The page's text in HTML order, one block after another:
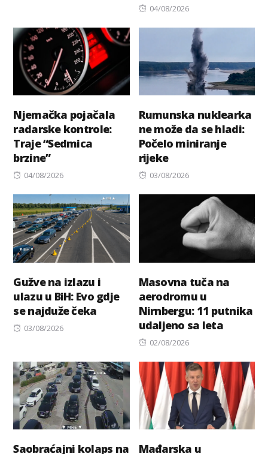
Posted
04/08/2026
Njemačka pojačala
radarske kontrole:
Traje “Sedmica
brzine”
Posted
04/08/2026
Rumunska nuklearka
ne može da se hladi:
Počelo miniranje
rijeke
Posted
03/08/2026
Gužve na izlazu i
ulazu u BiH: Evo gdje
se najduže čeka
Posted
03/08/2026
Masovna tuča na
aerodromu u
Nirnbergu: 11 putnika
udaljeno sa leta
Posted
02/08/2026
Saobraćajni kolaps na
Mađarska u